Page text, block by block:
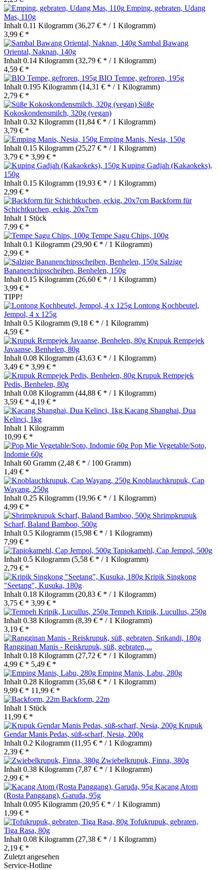
Emping, gebraten, Udang
Mas, 110g
Inhalt 0.11 Kilogramm (36,27 € * / 1 Kilogramm)
3,99 € *
Sambal Bawang
Oriental, Naknan, 140g
Inhalt 0.14 Kilogramm (32,79 € * / 1 Kilogramm)
4,59 € *
BIO Tempe, gefroren, 195g
Inhalt 0.195 Kilogramm (14,31 € * / 1 Kilogramm)
2,79 € *
Süße
Kokoskondensmilch, 320g (vegan)
Inhalt 0.32 Kilogramm (11,84 € * / 1 Kilogramm)
3,79 € *
Emping Manis, Nesia, 150g
Inhalt 0.15 Kilogramm (25,27 € * / 1 Kilogramm)
3,79 € * 3,99 € *
Kuping Gadjah (Kakaokeks),
150g
Inhalt 0.15 Kilogramm (19,93 € * / 1 Kilogramm)
2,99 € *
Backform für
Schichtkuchen, eckig, 20x7cm
Inhalt 1 Stück
7,99 € *
Tempe Sagu Chips, 100g
Inhalt 0.1 Kilogramm (29,90 € * / 1 Kilogramm)
2,99 € *
Salzige
Bananenchipsscheiben, Benhelen, 150g
Inhalt 0.15 Kilogramm (26,60 € * / 1 Kilogramm)
3,99 € *
TIPP!
Lontong Kochbeutel,
Jempol, 4 x 125g
Inhalt 0.5 Kilogramm (9,18 € * / 1 Kilogramm)
4,59 € *
Krupuk Rempejek
Javaanse, Benhelen, 80g
Inhalt 0.08 Kilogramm (43,63 € * / 1 Kilogramm)
3,49 € * 3,99 € *
Krupuk Rempejek
Pedis, Benhelen, 80g
Inhalt 0.08 Kilogramm (44,88 € * / 1 Kilogramm)
3,59 € * 4,19 € *
Kacang Shanghai, Dua
Kelinci, 1kg
Inhalt 1 Kilogramm
10,99 € *
Pop Mie Vegetable/Soto,
Indomie 60g
Inhalt 60 Gramm (2,48 € * / 100 Gramm)
1,49 € *
Knoblauchkrupuk, Cap
Wayang, 250g
Inhalt 0.25 Kilogramm (19,96 € * / 1 Kilogramm)
4,99 € *
Shrimpkrupuk
Scharf, Baland Bamboo, 500g
Inhalt 0.5 Kilogramm (15,98 € * / 1 Kilogramm)
7,99 € *
Tapiokamehl, Cap Jempol, 500g
Inhalt 0.5 Kilogramm (5,58 € * / 1 Kilogramm)
2,79 € *
Kripik Singkong
"Seetang", Kusuka, 180g
Inhalt 0.18 Kilogramm (20,83 € * / 1 Kilogramm)
3,75 € * 3,99 € *
Tempeh Kripik, Lucullus, 250g
Inhalt 0.38 Kilogramm (8,39 € * / 1 Kilogramm)
3,19 € *
Rangginan Manis - Reiskrupuk, süß, gebraten,...
Inhalt 0.18 Kilogramm (27,72 € * / 1 Kilogramm)
4,99 € * 5,49 € *
Emping Manis, Labu, 280g
Inhalt 0.28 Kilogramm (35,68 € * / 1 Kilogramm)
9,99 € * 11,99 € *
Backform, 22m
Inhalt 1 Stück
11,99 € *
Krupuk
Gendar Manis Pedas, süß-scharf, Nesia, 200g
Inhalt 0.2 Kilogramm (11,95 € * / 1 Kilogramm)
2,39 € *
Zwiebelkrupuk, Finna, 380g
Inhalt 0.38 Kilogramm (7,87 € * / 1 Kilogramm)
2,99 € *
Kacang Atom
(Rosta Panggang), Garuda, 95g
Inhalt 0.095 Kilogramm (20,95 € * / 1 Kilogramm)
1,99 € *
Tofukrupuk, gebraten,
Tiga Rasa, 80g
Inhalt 0.08 Kilogramm (27,38 € * / 1 Kilogramm)
2,19 € *
Zuletzt angesehen
Service-Hotline